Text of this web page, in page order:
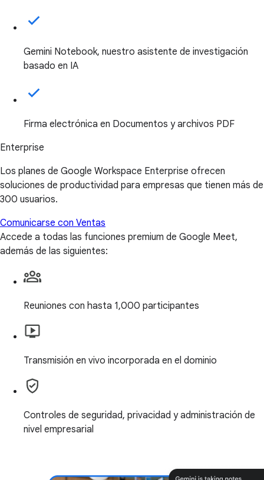
Gemini Notebook, nuestro asistente de investigación
basado en IA
Firma electrónica en Documentos y archivos PDF
Enterprise
Los planes de Google Workspace Enterprise ofrecen
soluciones de productividad para empresas que tienen más de
300 usuarios.
Comunicarse con Ventas
Accede a todas las funciones premium de Google Meet,
además de las siguientes:
Reuniones con hasta 1,000 participantes
Transmisión en vivo incorporada en el dominio
Controles de seguridad, privacidad y administración de
nivel empresarial